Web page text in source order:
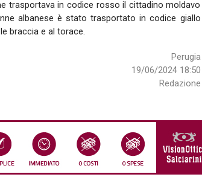
trasportava in codice rosso il cittadino moldavo
albanese è stato trasportato in codice giallo
braccia e al torace.
Perugia
19/06/2024 18:50
Redazione